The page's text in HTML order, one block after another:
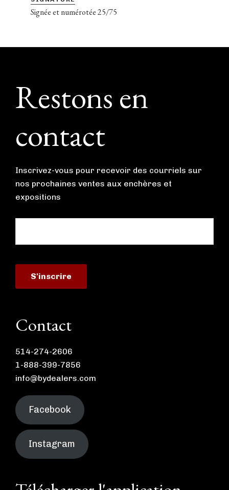
Signée et numérotée 25/75
Footer
Restons en
contact
Inscrivez-vous pour recevoir des courriels sur
nos prochaines ventes aux enchères et
expositions
Contact
514-274-2606
1-888-399-7856
info@bydealers.com
Facebook
Instagram